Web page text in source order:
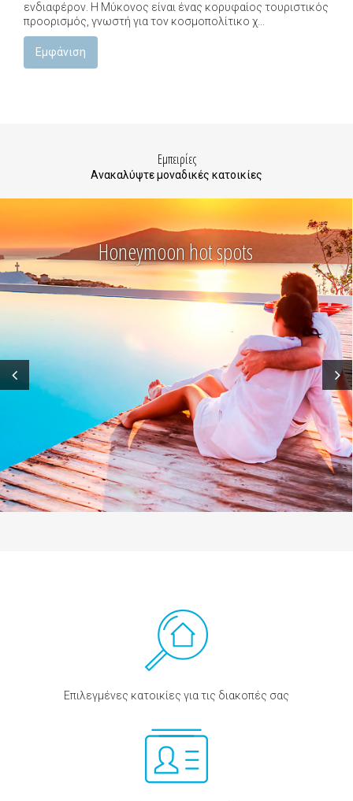
ενδιαφέρον. Η Μύκονος είναι ένας κορυφαίος τουριστικός
προορισμός, γνωστή για τον κοσμοπολίτικο χ...
Εμφάνιση
Εμπειρίες
Ανακαλύψτε μοναδικές κατοικίες
Honeymoon hot spots
Επιλεγμένες κατοικίες για τις διακοπές σας